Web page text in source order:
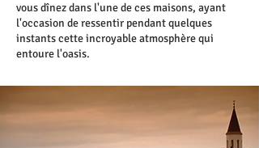
vous dînez dans l'une de ces maisons, ayant
l'occasion de ressentir pendant quelques
instants cette incroyable atmosphère qui
entoure l'oasis.